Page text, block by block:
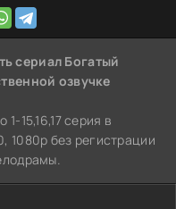
сериал Богатый
озвучке
15,16,17 серия в
1080p без регистрации